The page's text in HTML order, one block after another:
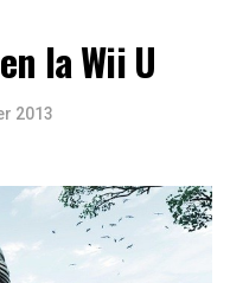
la Wii U
2013